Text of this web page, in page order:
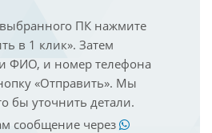
ПК нажмите
в 1 клик». Затем
ФИО, и номер телефона
«Отправить». Мы
бы уточнить детали.
сообщение через